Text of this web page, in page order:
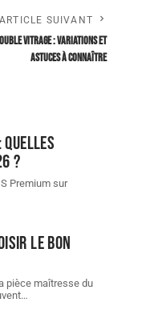
ARTICLE SUIVANT
vitrage : variations et
astuces à connaître
quelles
?
Premium sur
le bon
pièce maîtresse du
…